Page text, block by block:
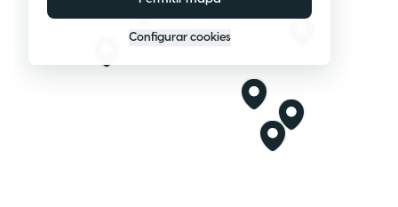
Configurar cookies